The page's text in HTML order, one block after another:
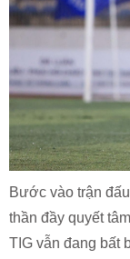
Bước vào trận
thần đầy quyết
TIG vẫn đang bất